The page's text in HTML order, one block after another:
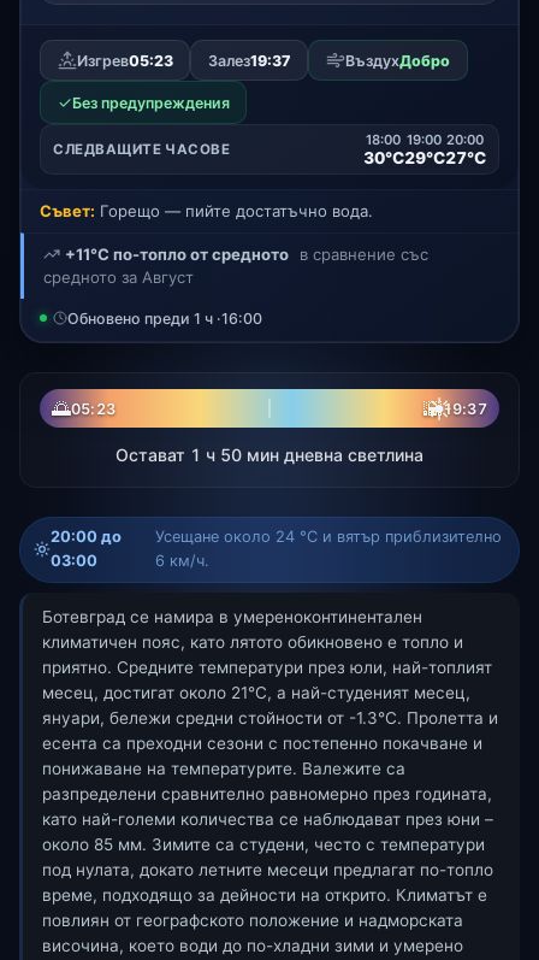
Изгрев05:23 Залез19:37 ВъздухДобро
✓Без предупреждения
СЛЕДВАЩИТЕ ЧАСОВЕ
18:00
30°C
19:00
29°C
20:00
27°C
Съвет: Горещо — пийте достатъчно вода.
+11°C по-топло от средното
в сравнение със
средното за Август
Обновено преди 1 ч ·16:00
🌅05:23 ☀
🌇19:37
Остават 1 ч 50 мин дневна светлина
20:00 до
03:00
Усещане около 24 °C и вятър приблизително
6 км/ч.
Ботевград се намира в умереноконтинентален
климатичен пояс, като лятото обикновено е топло и
приятно. Средните температури през юли, най-топлият
месец, достигат около 21°C, а най-студеният месец,
януари, бележи средни стойности от -1.3°C. Пролетта и
есента са преходни сезони с постепенно покачване и
понижаване на температурите. Валежите са
разпределени сравнително равномерно през годината,
като най-големи количества се наблюдават през юни –
около 85 мм. Зимите са студени, често с температури
под нулата, докато летните месеци предлагат по-топло
време, подходящо за дейности на открито. Климатът е
повлиян от географското положение и надморската
височина, което води до по-хладни зими и умерено